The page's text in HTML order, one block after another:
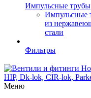
Импульсные трубы
Импульсные
из
стали
Фильтры
Меню